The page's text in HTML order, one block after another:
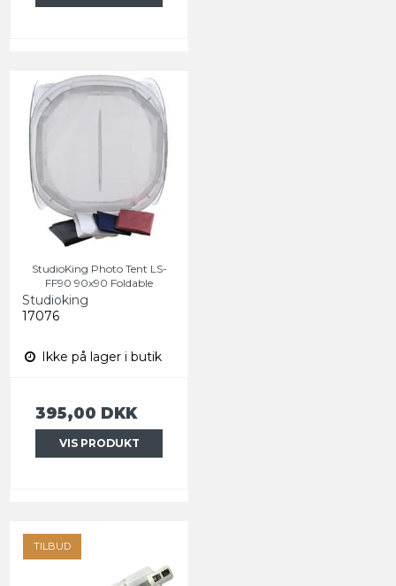
StudioKing Photo Tent LS-
FF90 90x90 Foldable
Studioking
17076
Ikke på lager i butik
395,00 DKK
VIS PRODUKT
TILBUD